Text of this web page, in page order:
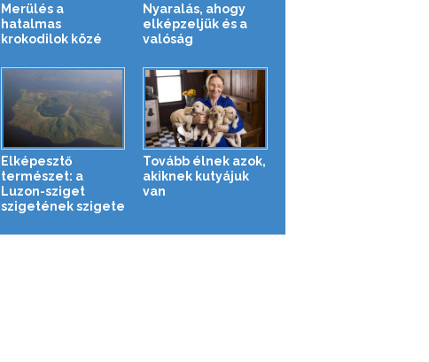
Merülés a
hatalmas
krokodilok közé
Nyaralás, ahogy
elképzeljük és a
valóság
Elképesztő
természet: a
Luzon-sziget
szigetének szigete
Tovább élnek azok,
akiknek kutyájuk
van